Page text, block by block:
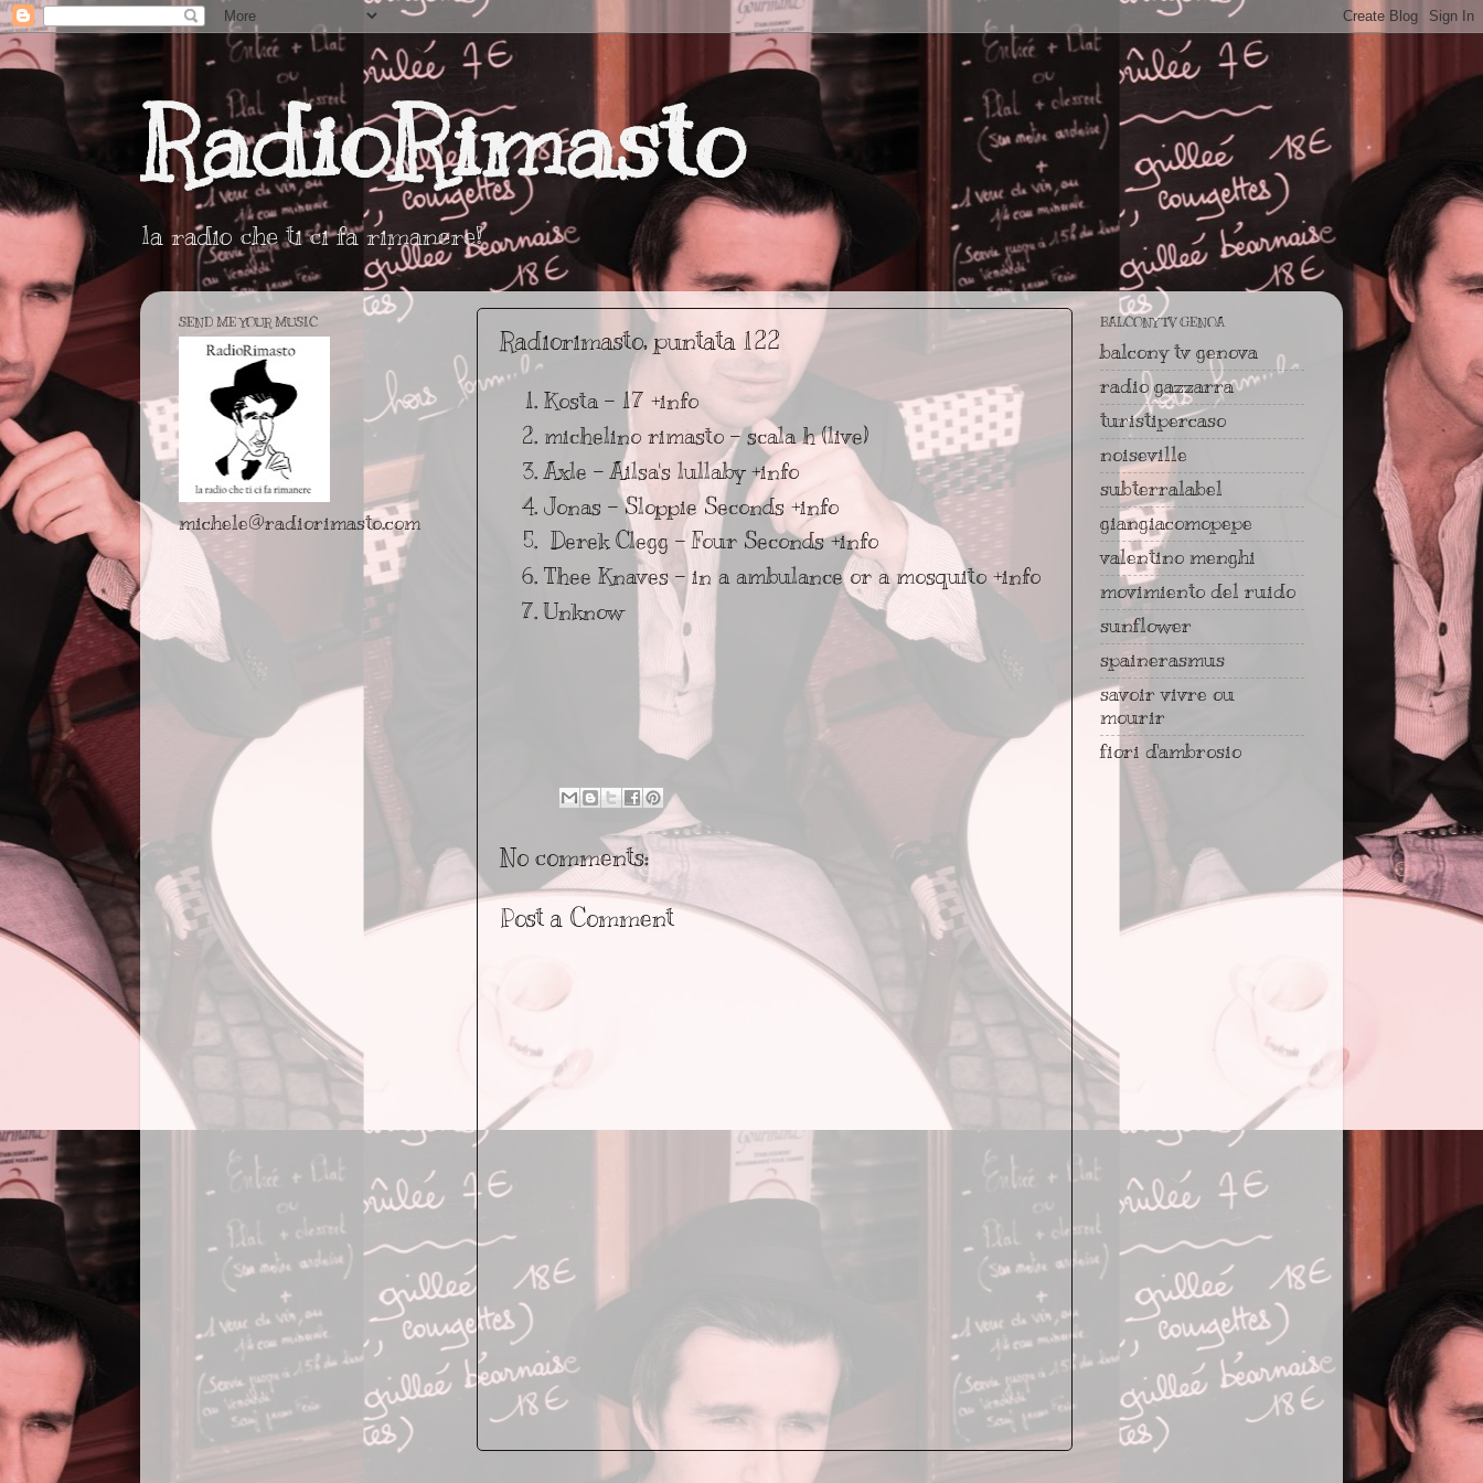
RadioRimasto
la radio che ti ci fa rimanere!
Radiorimasto, puntata 122
Kosta - 17 +info
michelino rimasto - scala h (live)
Axle - Ailsa's lullaby +info
Jonas - Sloppie Seconds +info
Derek Clegg - Four Seconds+info
Thee Knaves - in a ambulance or a mosquito+info
Unknow
No comments:
Post a Comment
SEND ME YOUR MUSIC
michele@radiorimasto.com
BALCONY TV GENOA
balcony tv genova
radio gazzarra
turistipercaso
noiseville
subterralabel
giangiacomopepe
valentino menghi
movimiento del ruido
sunflower
spainerasmus
savoir vivre ou
mourir
fiori d'ambrosio